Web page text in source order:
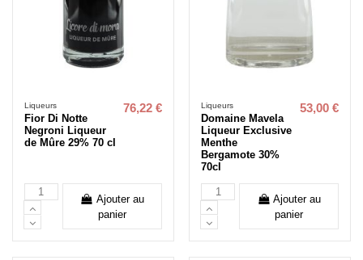
Liqueurs
Fior Di Notte
Negroni Liqueur
de Mûre 29% 70 cl
76,22 €
Ajouter au
panier
Liqueurs
Domaine Mavela
Liqueur Exclusive
Menthe
Bergamote 30%
70cl
53,00 €
Ajouter au
panier